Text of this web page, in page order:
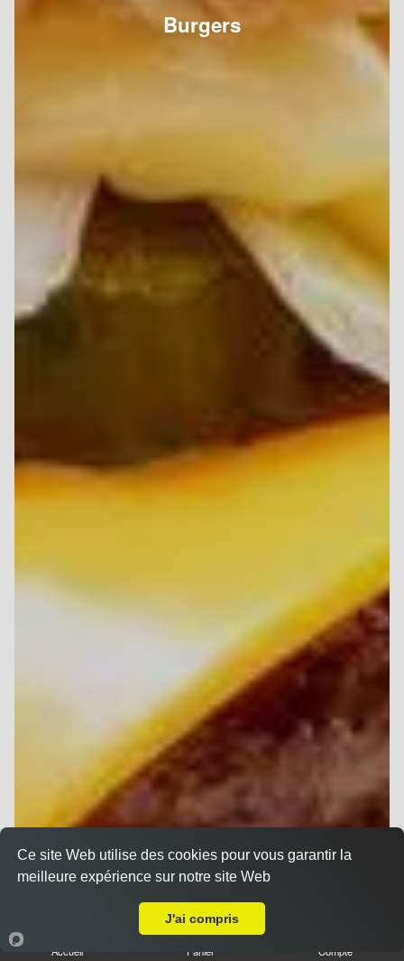
Burgers
Accueil Panier Compte
Ce site Web utilise des cookies pour vous garantir la
meilleure expérience sur notre site Web
J'ai compris